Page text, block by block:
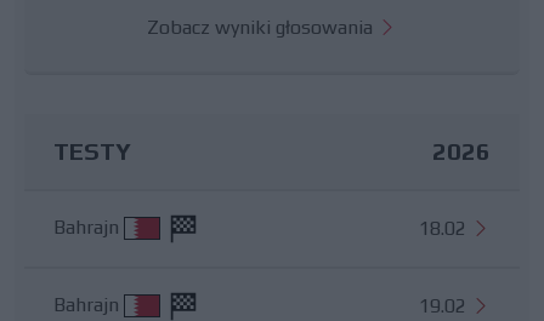
Zobacz wyniki głosowania
TESTY 2026
Bahrajn 18.02
Bahrajn 19.02